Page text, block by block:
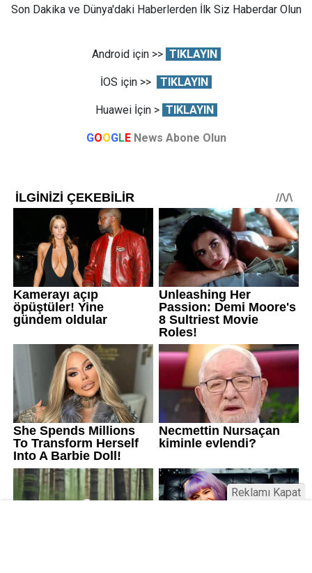
Son Dakika ve Dünya'daki Haberlerden İlk Siz Haberdar Olun
Android için >> TIKLAYIN
İOS için >> TIKLAYIN
Huawei İçin > TIKLAYIN
GOOGLE News Abone Olun
Reklamı Kapat